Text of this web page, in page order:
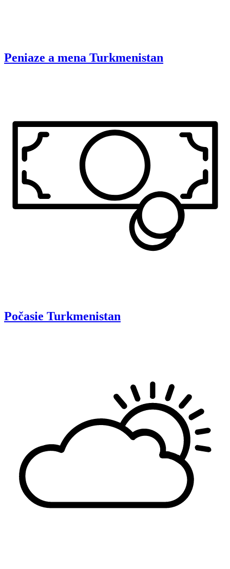
Peniaze a mena Turkmenistan
Počasie Turkmenistan